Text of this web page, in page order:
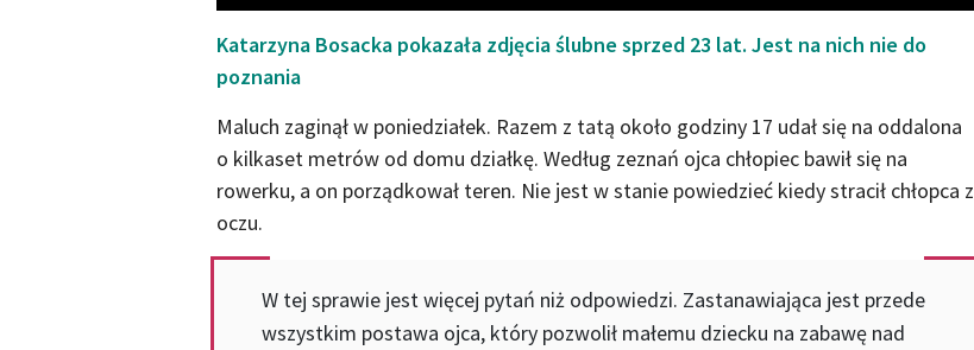
Katarzyna Bosacka pokazała zdjęcia ślubne sprzed 23 lat. Jest na nich nie do
poznania
Maluch zaginął w poniedziałek. Razem z tatą około godziny 17 udał się na oddalona
o kilkaset metrów od domu działkę. Według zeznań ojca chłopiec bawił się na
rowerku, a on porządkował teren. Nie jest w stanie powiedzieć kiedy stracił chłopca z
oczu.
W tej sprawie jest więcej pytań niż odpowiedzi. Zastanawiająca jest przede
wszystkim postawa ojca, który pozwolił małemu dziecku na zabawę nad